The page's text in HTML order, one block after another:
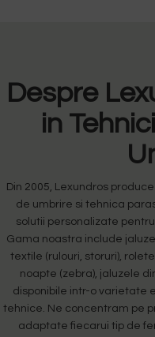
Despre
in
Din 2005, Lexundros
de umbrire si tehnica
solutii personalizate
Gama noastra include
textile (rulouri, storuri),
noapte (zebra), jaluzele
disponibile intr-o varietate
tehnice. Ne concentram pe
adaptate fiecarui tip de